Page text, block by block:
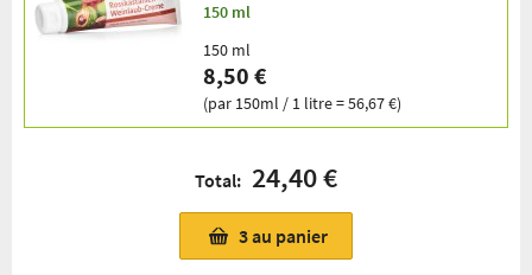
150 ml
150 ml
8,50 €
(par 150ml / 1 litre = 56,67 €)
Total: 24,40 €
3au panier